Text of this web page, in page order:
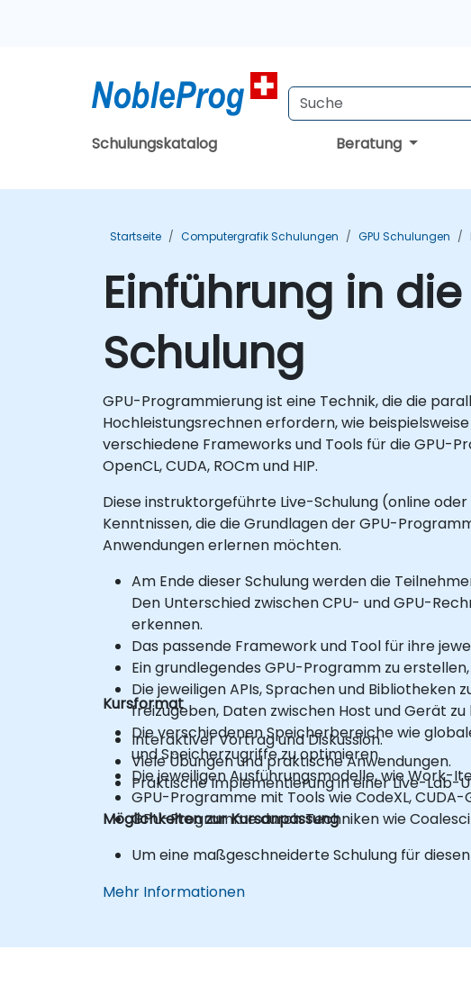
Schulungskatalog Beratung
Startseite Computergrafik Schulungen GPU Schulungen
Einführung in
Schulung
GPU-Programmierung ist eine Technik, die die
Hochleistungsrechnen erfordern, wie
verschiedene Frameworks und Tools für die GPU-
OpenCL, CUDA, ROCm und HIP.
Diese instruktorgeführte Live-Schulung (online
Kenntnissen, die die Grundlagen der GPU-
Anwendungen erlernen möchten.
Am Ende dieser Schulung werden die
Den Unterschied zwischen CPU- und GPU-
erkennen.
Das passende Framework und Tool für ihre
Ein grundlegendes GPU-Programm zu
Die jeweiligen APIs, Sprachen und
freizugeben, Daten zwischen Host und Gerät
Die verschiedenen Speicherbereiche wie
und Speicherzugriffe zu optimieren.
Die jeweiligen Ausführungsmodelle, wie Work-
GPU-Programme mit Tools wie CodeXL, CUDA-
GPU-Programme durch Techniken wie
Kursformat
Interaktiver Vortrag und Diskussion.
Viele Übungen und praktische Anwendungen.
Praktische Implementierung in einer Live-Lab-
Möglichkeiten zur Kursanpassung
Um eine maßgeschneiderte Schulung für
Mehr Informationen